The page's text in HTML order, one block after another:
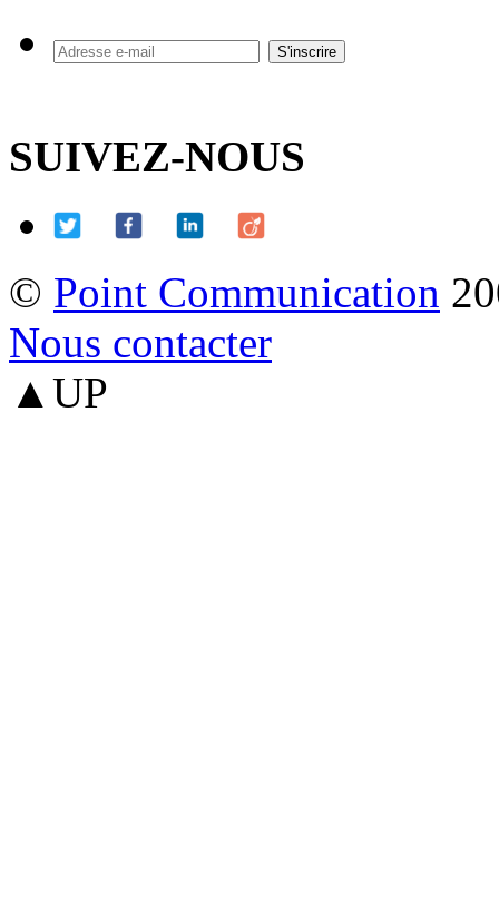
SUIVEZ-NOUS
© Point Communication
Nous contacter
▲UP